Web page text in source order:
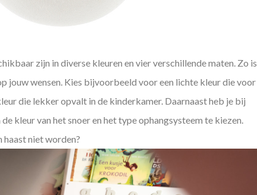
zijn in diverse kleuren en vier verschillende maten. Zo is
jouw wensen. Kies bijvoorbeeld voor een lichte kleur die voor
die lekker opvalt in de kinderkamer. Daarnaast heb je bij
kleur van het snoer en het type ophangsysteem te kiezen.
haast niet worden?